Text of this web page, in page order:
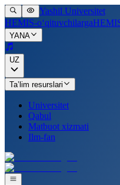
Yashil Universitet
HEMIS-o‘qituvchilarga
YANA
UZ
Ta’lim resurslari
Universitet
Qabul
Matbuot xizmati
Ilm-fan